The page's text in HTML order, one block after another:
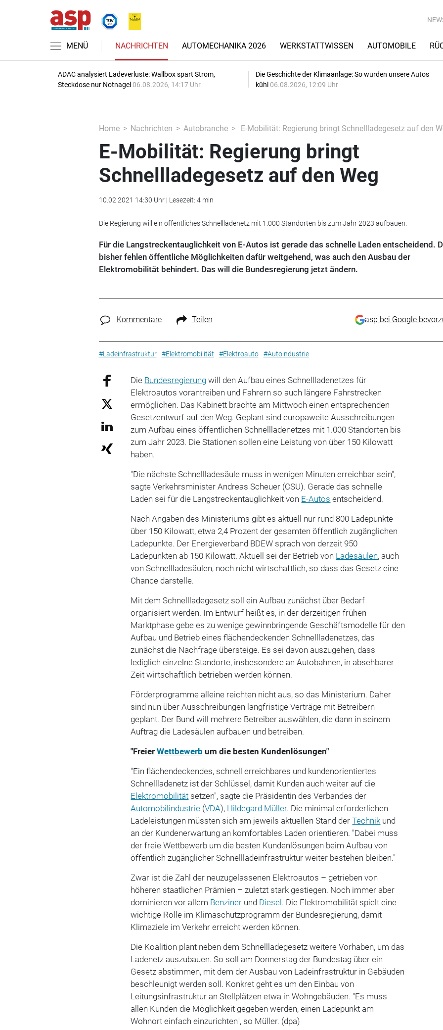
MENÜ NACHRICHTEN AUTOMECHANIKA 2026 WERKSTATTWISSEN AUTOMOBILE
ADAC analysiert Ladeverluste: Wallbox spart Strom,
Steckdose nur Notnagel 06.08.2026, 14:17 Uhr
Die Geschichte der Klimaanlage: So wurden unsere Autos
kühl 06.08.2026, 12:09 Uhr
Home Nachrichten Autobranche E-Mobilität: Regierung bringt Schnellladegesetz auf den
E-Mobilität: Regierung bringt
Schnellladegesetz auf den Weg
10.02.2021 14:30 Uhr | Lesezeit: 4 min
Die Regierung will ein öffentliches Schnellladenetz mit 1.000 Standorten bis zum Jahr 2023 aufbauen.
Für die Langstreckentauglichkeit von E-Autos ist gerade das schnelle Laden entscheidend.
bisher fehlen öffentliche Möglichkeiten dafür weitgehend, was auch den Ausbau der
Elektromobilität behindert. Das will die Bundesregierung jetzt ändern.
Kommentare Teilen asp bei Google
#Ladeinfrastruktur #Elektromobilität #Elektroauto #Autoindustrie
Die Bundesregierung will den Aufbau eines Schnellladenetzes für
Elektroautos vorantreiben und Fahrern so auch längere Fahrstrecken
ermöglichen. Das Kabinett brachte am Mittwoch einen entsprechenden
Gesetzentwurf auf den Weg. Geplant sind europaweite Ausschreibungen
zum Aufbau eines öffentlichen Schnellladenetzes mit 1.000 Standorten bis
zum Jahr 2023. Die Stationen sollen eine Leistung von über 150 Kilowatt
haben.
"Die nächste Schnellladesäule muss in wenigen Minuten erreichbar sein",
sagte Verkehrsminister Andreas Scheuer (CSU). Gerade das schnelle
Laden sei für die Langstreckentauglichkeit von E-Autos entscheidend.
Nach Angaben des Ministeriums gibt es aktuell nur rund 800 Ladepunkte
über 150 Kilowatt, etwa 2,4 Prozent der gesamten öffentlich zugänglichen
Ladepunkte. Der Energieverband BDEW sprach von derzeit 950
Ladepunkten ab 150 Kilowatt. Aktuell sei der Betrieb von Ladesäulen, auch
von Schnellladesäulen, noch nicht wirtschaftlich, so dass das Gesetz eine
Chance darstelle.
Mit dem Schnellladegesetz soll ein Aufbau zunächst über Bedarf
organisiert werden. Im Entwurf heißt es, in der derzeitigen frühen
Marktphase gebe es zu wenige gewinnbringende Geschäftsmodelle für den
Aufbau und Betrieb eines flächendeckenden Schnellladenetzes, das
zunächst die Nachfrage übersteige. Es sei davon auszugehen, dass
lediglich einzelne Standorte, insbesondere an Autobahnen, in absehbarer
Zeit wirtschaftlich betrieben werden können.
Förderprogramme alleine reichten nicht aus, so das Ministerium. Daher
sind nun über Ausschreibungen langfristige Verträge mit Betreibern
geplant. Der Bund will mehrere Betreiber auswählen, die dann in seinem
Auftrag die Ladesäulen aufbauen und betreiben.
"FreierWettbewerb um die besten Kundenlösungen"
"Ein flächendeckendes, schnell erreichbares und kundenorientiertes
Schnellladenetz ist der Schlüssel, damit Kunden auch weiter auf die
Elektromobilität setzen", sagte die Präsidentin des Verbandes der
Automobilindustrie (VDA), Hildegard Müller. Die minimal erforderlichen
Ladeleistungen müssten sich am jeweils aktuellen Stand derTechnik und
an der Kundenerwartung an komfortables Laden orientieren. "Dabei muss
der freie Wettbewerb um die besten Kundenlösungen beim Aufbau von
öffentlich zugänglicher Schnellladeinfrastruktur weiter bestehen bleiben."
Zwar ist die Zahl der neuzugelassenen Elektroautos – getrieben von
höheren staatlichen Prämien – zuletzt stark gestiegen. Noch immer aber
dominieren vor allem Benziner und Diesel. Die Elektromobilität spielt eine
wichtige Rolle im Klimaschutzprogramm der Bundesregierung, damit
Klimaziele im Verkehr erreicht werden können.
Die Koalition plant neben dem Schnellladegesetz weitere Vorhaben, um das
Ladenetz auszubauen. So soll am Donnerstag der Bundestag über ein
Gesetz abstimmen, mit dem der Ausbau von Ladeinfrastruktur in Gebäuden
beschleunigt werden soll. Konkret geht es um den Einbau von
Leitungsinfrastruktur an Stellplätzen etwa in Wohngebäuden. "Es muss
allen Kunden die Möglichkeit gegeben werden, einen Ladepunkt am
Wohnort einfach einzurichten", so Müller. (dpa)